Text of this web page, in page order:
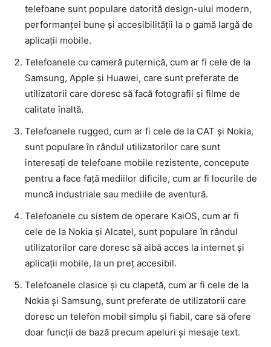
telefoane sunt populare datorită design-ului modern,
performanței bune și accesibilității la o gamă largă de
aplicații mobile.
Telefoanele cu cameră puternică, cum ar fi cele de la
Samsung, Apple și Huawei, care sunt preferate de
utilizatorii care doresc să facă fotografii și filme de
calitate înaltă.
Telefoanele rugged, cum ar fi cele de la CAT și Nokia,
sunt populare în rândul utilizatorilor care sunt
interesați de telefoane mobile rezistente, concepute
pentru a face față mediilor dificile, cum ar fi locurile de
muncă industriale sau mediile de aventură.
Telefoanele cu sistem de operare KaiOS, cum ar fi
cele de la Nokia și Alcatel, sunt populare în rândul
utilizatorilor care doresc să aibă acces la internet și
aplicații mobile, la un preț accesibil.
Telefoanele clasice și cu clapetă, cum ar fi cele de la
Nokia și Samsung, sunt preferate de utilizatorii care
doresc un telefon mobil simplu și fiabil, care să ofere
doar funcții de bază precum apeluri și mesaje text.